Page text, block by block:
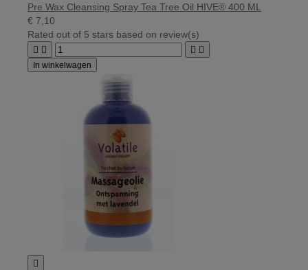
Pre Wax Cleansing Spray Tea Tree Oil HIVE® 400 ML
€ 7,10
Rated out of 5 stars based on review(s)
   
In winkelwagen
